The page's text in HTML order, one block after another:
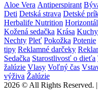
Aloe Vera Antiperspirant
Deti Detská strava Detské
Herbalife Nutrition
Kožená sedačka Krása
Nechty Pleť Pokožka Potenie
tipy Reklamné darčeky
Sedačka Starostlivosť o dieťa
žalúzie Vlasy Voľný čas
výživa Žalúzie
2026 © All Rights Reserved. |